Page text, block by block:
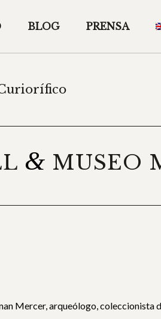
BLOG PRENSA
& MUSEO
Mercer, arqueólogo,